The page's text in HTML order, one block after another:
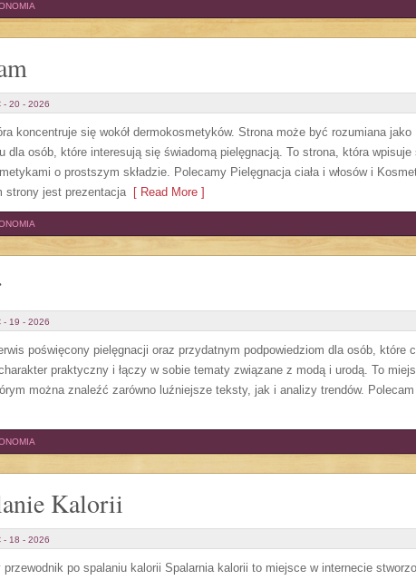
- 20 - 2026
koncentruje się wokół dermokosmetyków. Strona może być rozumiana jako
dla osób, które interesują się świadomą pielęgnacją. To strona, która wpisuje
o prostszym składzie. Polecamy Pielęgnacja ciała i włosów i
strony jest prezentacja[ Read More ]
- 19 - 2026
poświęcony pielęgnacji oraz przydatnym podpowiedziom dla osób, które
praktyczny i łączy w sobie tematy związane z modą i urodą. To
można znaleźć zarówno luźniejsze teksty, jak i analizy trendów. Polecam
Kalorii
- 18 - 2026
po spalaniu kalorii Spalarnia kalorii to miejsce w internecie